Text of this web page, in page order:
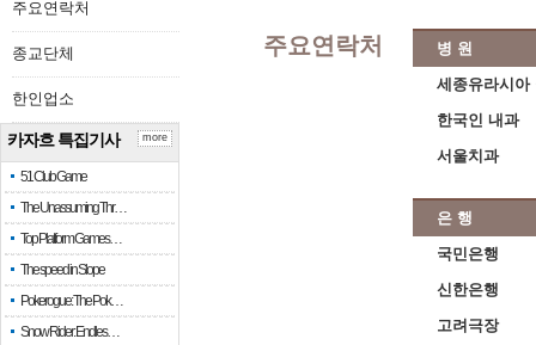
주요연락처
종교단체
한인업소
카자흐 특집기사
51 Club Game
The Unassuming Thr…
Top Platform Games…
The speed in Slope
Pokerogue: The Pok…
Snow Rider: Endles…
more
주요연락처
병 원
세종유라시아
한국인 내과
서울치과
은 행
국민은행
신한은행
고려극장